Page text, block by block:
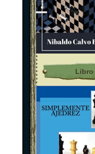
Libro